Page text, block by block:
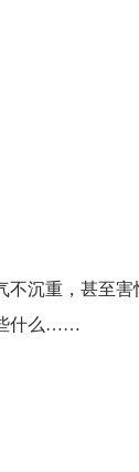
沉重，甚至害
些什么……